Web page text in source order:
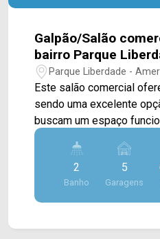
Galpão/Salão
bairro Parque
Americana/SP
Parque Liberdade -
Este salão comercial
sendo uma excelente
buscam um espaço
estrutura para operação,
logística. O imóvel conta com um amplo salão
principal, proporcionando
aproveitamento interno
atividade comercial ou
2
Banho
5
Garagens